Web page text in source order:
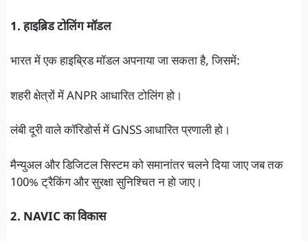
1. हाइब्रिड टोलिंग मॉडल
भारत में एक हाइब्रिड मॉडल अपनाया जा सकता है, जिसमें:
शहरी क्षेत्रों में ANPR आधारित टोलिंग हो।
लंबी दूरी वाले कॉरिडोर्स में GNSS आधारित प्रणाली हो।
मैन्युअल और डिजिटल सिस्टम को समानांतर चलने दिया जाए जब तक
100% ट्रैकिंग और सुरक्षा सुनिश्चित न हो जाए।
2. NAVIC का विकास